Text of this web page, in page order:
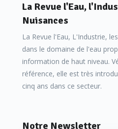
La Revue l'Eau,
Nuisances
La Revue l'Eau, L'Industrie,
dans le domaine de l'eau
information de haut niveau.
référence, elle est très
cinq ans dans ce secteur.
Notre Newsletter